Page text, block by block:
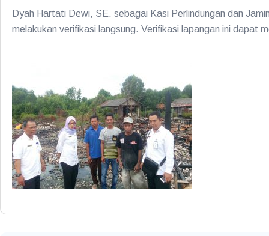
Dyah Hartati Dewi, SE. sebagai Kasi Perlindungan dan
melakukan verifikasi langsung. Verifikasi lapangan ini dapat